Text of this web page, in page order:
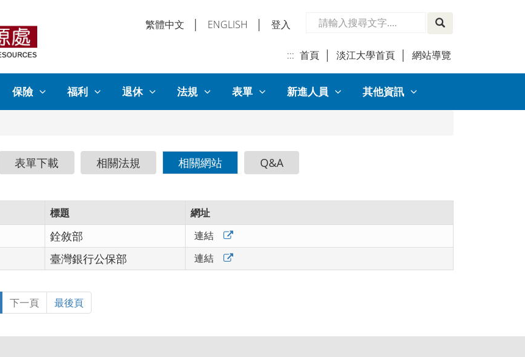
繁體中文 ENGLISH 登入
::: 首頁 淡江大學首頁 網站導覽
保險 福利 退休 法規 表單 新進人員 其他資訊
表單下載 相關法規 相關網站 Q&A
標題
網址
銓敘部
連結
臺灣銀行公保部 連結
下一頁 最後頁